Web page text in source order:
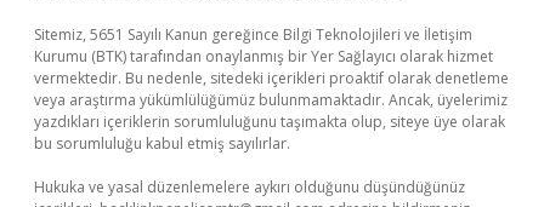
Sitemiz, 5651 Sayılı Kanun gereğince Bilgi Teknolojileri ve İletişim
Kurumu (BTK) tarafından onaylanmış bir Yer Sağlayıcı olarak hizmet
vermektedir. Bu nedenle, sitedeki içerikleri proaktif olarak denetleme
veya araştırma yükümlülüğümüz bulunmamaktadır. Ancak, üyelerimiz
yazdıkları içeriklerin sorumluluğunu taşımakta olup, siteye üye olarak
bu sorumluluğu kabul etmiş sayılırlar.
Hukuka ve yasal düzenlemelere aykırı olduğunu düşündüğünüz